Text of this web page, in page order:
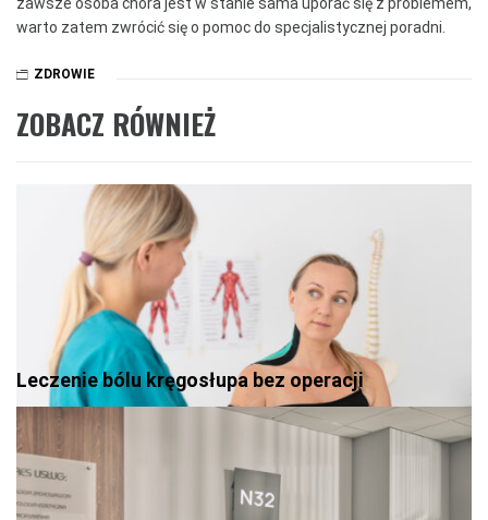
warto zatem zwrócić się o pomoc do specjalistycznej poradni.
ZDROWIE
ZOBACZ RÓWNIEŻ
Leczenie bólu kręgosłupa bez operacji